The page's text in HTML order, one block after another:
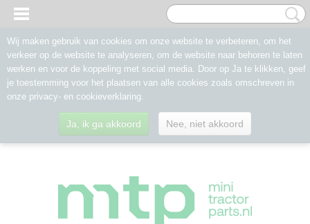
Wij maken gebruik van cookies om onze website te verbeteren, om het
verkeer op de website te analyseren, om de website naar behoren te laten
werken en voor de koppeling met social media. Door op Ja te klikken, geef
je toestemming voor het plaatsen van alle cookies zoals omschreven in
onze privacy- en cookieverklaring.
Ja, ik ga akkoord Nee, niet akkoord